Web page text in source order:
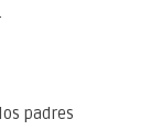
padres